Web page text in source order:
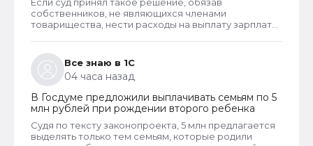
бухгалтерского ПО
собственников, не являющихся членами
товарищества, нести расходы на выплату зарплаты
скорее всего речь в споре шла не о зарплате или
не только о зарплате председателя, но и об оплате
его услуг, которые он может оказывать наряду со
своей основной деятельностью. Такие услуги и
работы должны оплачивать все собственники
гаражей.
Все знаю в 1С
04 часа назад
В Госдуме предложили выплачивать семьям по 5
млн рублей при рождении второго ребенка
Судя по тексту законопроекта, 5 млн предлагается
выделять только тем семьям, которые родили